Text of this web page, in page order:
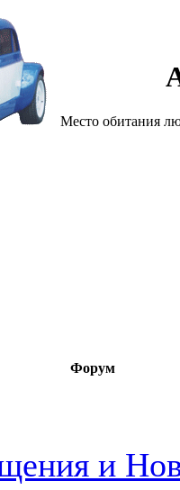
Место обитания
Форум
и